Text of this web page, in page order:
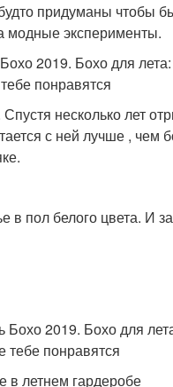
придуманы чтобы
модные эксперименты.
несколько лет
с ней лучше ,
в пол белого цвета. И
в летнем гардеробе